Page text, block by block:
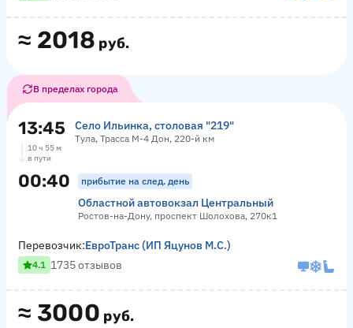
≈ 2018 руб.
В пределах города
13:45 Село Ильинка, столовая "219"
Тула, Трасса М-4 Дон, 220-й км
10 ч 55 м
в пути
00:40 прибытие на след. день
Областной автовокзал Центральный
Ростов-на-Дону, проспект Шолохова, 270к1
≈ 3000 руб.
Перевозчик:ЕвроТранс (ИП Яцунов М.С.)
4.1 1735 отзывов